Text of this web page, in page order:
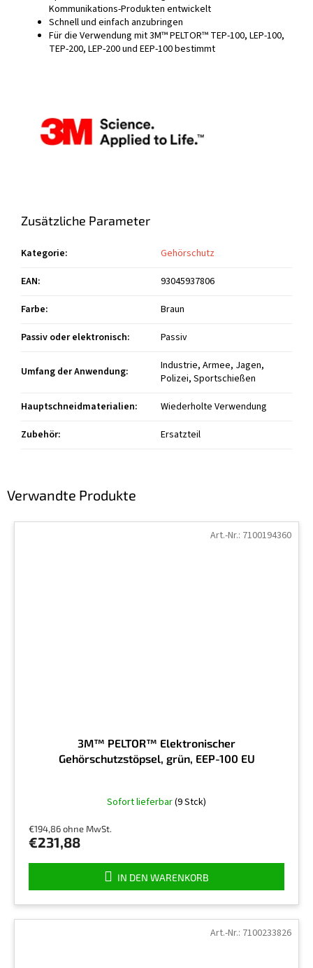
Verwandte Produkte
3M™ PELTOR™ Elektronischer
Gehörschutzstöpsel, grün, EEP-100 EU
Die
durchschnittliche
von
5
Sternen.
Sofort lieferbar(9 Stck)
€194,86 ohne MwSt.
€231,88
IN DEN WARENKORB
Art.-Nr.: 7100194360
Art.-Nr.: 7100233826
Kommunikations-Produkten entwickelt
Schnell und einfach anzubringen
Für die Verwendung mit 3M™ PELTOR™ TEP-100, LEP-100,
TEP-200, LEP-200 und EEP-100 bestimmt
Zusätzliche Parameter
Kategorie:
Gehörschutz
EAN:
93045937806
Farbe:
Braun
Passiv oder elektronisch: Passiv
Umfang der Anwendung:
Industrie, Armee, Jagen,
Polizei, Sportschießen
Hauptschneidmaterialien:
Wiederholte Verwendung
Zubehör: Ersatzteil